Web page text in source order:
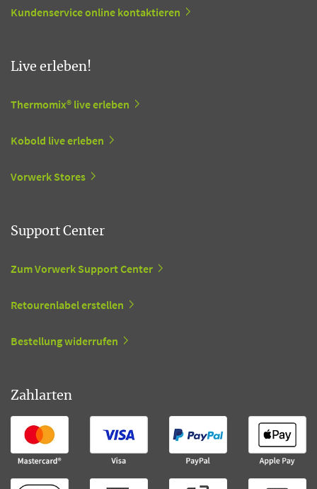
Kundenservice online kontaktieren
Live erleben!
Thermomix® live erleben
Kobold live erleben
Vorwerk Stores
Support Center
Zum Vorwerk Support Center
Retourenlabel erstellen
Bestellung widerrufen
Zahlarten